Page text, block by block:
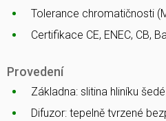
Tolerance chromatičnosti
Certifikace CE, ENEC, CB,
Provedení
Základna: slitina hliníku
Difuzor: tepelně tvrzené